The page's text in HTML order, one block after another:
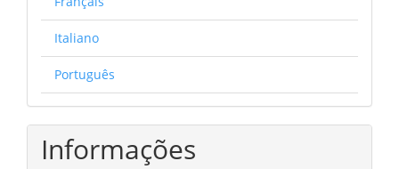
Italiano
Português
Informações